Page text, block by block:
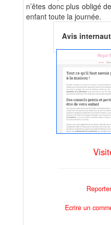
n’êtes donc plus obligé
enfant toute la journée.
Avis
Ecrire un